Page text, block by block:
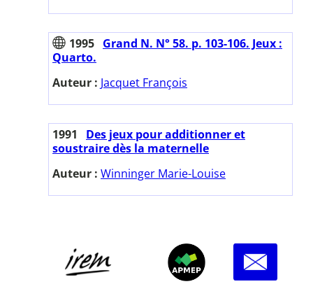
1995 Grand N. N° 58. p. 103-106. Jeux :
Quarto.
Auteur : Jacquet François
1991
Des jeux pour additionner et
soustraire dès la maternelle
Auteur : Winninger Marie-Louise